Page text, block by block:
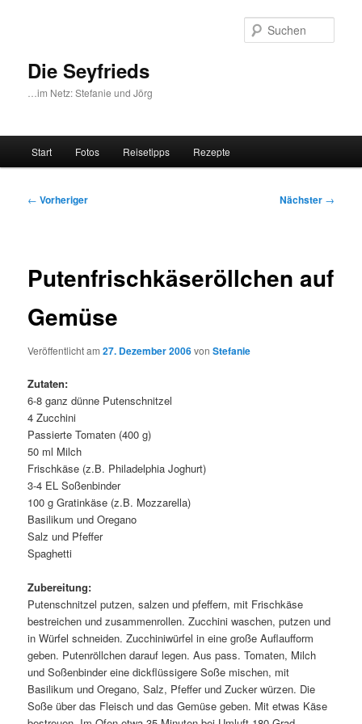
Die Seyfrieds
…im Netz: Stefanie und Jörg
Start Fotos Reisetipps Rezepte
Beitragsnavigation
← Vorheriger Nächster →
Putenfrischkäseröllchen auf
Gemüse
Veröffentlicht am27. Dezember 2006vonStefanie
Zutaten:
6-8 ganz dünne Putenschnitzel
4 Zucchini
Passierte Tomaten (400 g)
50 ml Milch
Frischkäse (z.B. Philadelphia Joghurt)
3-4 EL Soßenbinder
100 g Gratinkäse (z.B. Mozzarella)
Basilikum und Oregano
Salz und Pfeffer
Spaghetti
Zubereitung:
Putenschnitzel putzen, salzen und pfeffern, mit Frischkäse
bestreichen und zusammenrollen. Zucchini waschen, putzen und
in Würfel schneiden. Zucchiniwürfel in eine große Auflaufform
geben. Putenröllchen darauf legen. Aus pass. Tomaten, Milch
und Soßenbinder eine dickflüssigere Soße mischen, mit
Basilikum und Oregano, Salz, Pfeffer und Zucker würzen. Die
Soße über das Fleisch und das Gemüse geben. Mit etwas Käse